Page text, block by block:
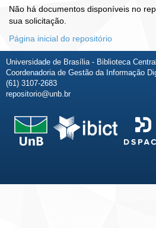
Não há documentos disponíveis no
sua solicitação.
Página inicial do repositório
Universidade de Brasília - Biblioteca Central
Coordenadoria de Gestão da Informação
(61) 3107-2683
repositorio@unb.br